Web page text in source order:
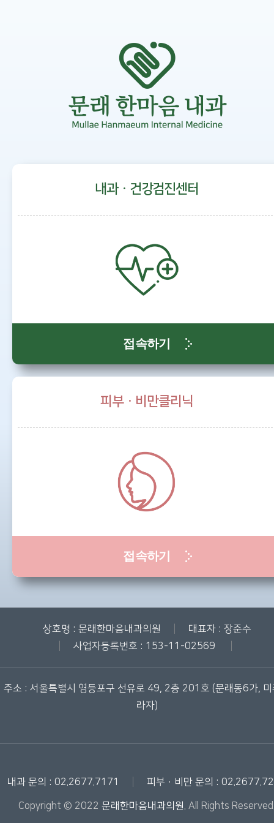
내과ㆍ건강검진센터
접속하기
피부ㆍ비만클리닉
접속하기
상호명 : 문래한마음내과의원 대표자 : 장준수
사업자등록번호 : 153-11-02569
주소 : 서울특별시 영등포구 선유로 49, 2층 201호 (문래동6가, 미
라자)
내과 문의 : 02.2677.7171 피부ㆍ비만 문의 :
Copyright © 2022 문래한마음내과의원. All Rights